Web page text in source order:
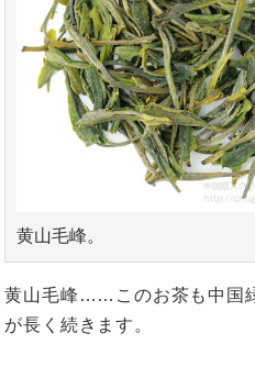
黄山毛峰。
黄山毛峰……このお茶も中国
が長く続きます。